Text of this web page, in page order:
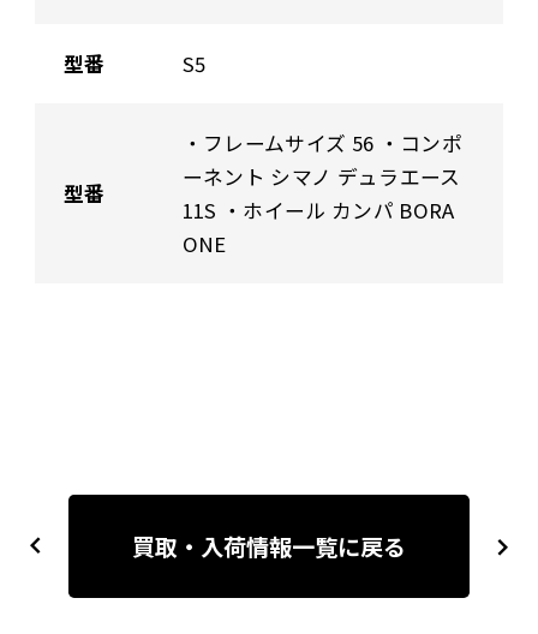
型番 S5
型番
・フレームサイズ 56 ・コンポ
ーネント シマノ デュラエース
11S ・ホイール カンパ BORA
ONE
稿
previous next
買取・入荷情報一覧に戻る